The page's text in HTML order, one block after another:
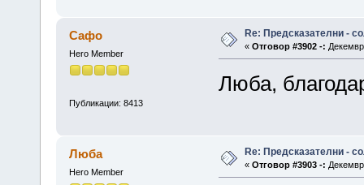
Сафо
Hero Member
Публикации: 8413
Re: Предсказателни -
« Отговор #3902 -:
Люба,
Люба
Hero Member
Re: Предсказателни -
« Отговор #3903 -: